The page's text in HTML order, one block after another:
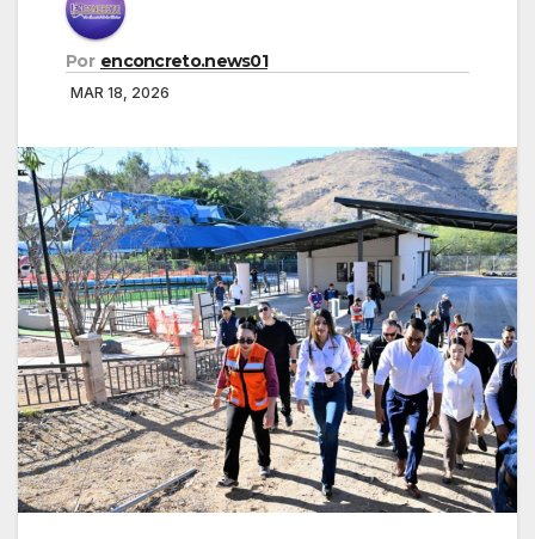
Por enconcreto.news01
MAR 18, 2026